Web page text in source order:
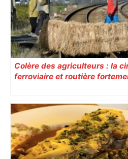
Colère des agriculteurs : la
ferroviaire et routière